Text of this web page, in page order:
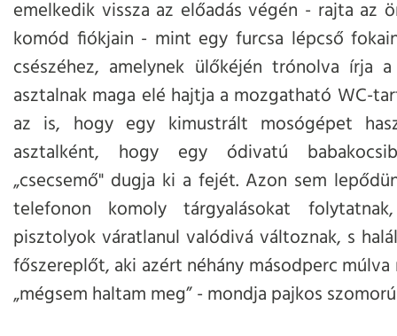
emelkedik vissza az előadás végén - rajta az
komód fiókjain - mint egy furcsa lépcső
csészéhez, amelynek ülőkéjén trónolva írja
asztalnak maga elé hajtja a mozgatható WC-
az is, hogy egy kimustrált mosógépet
asztalként, hogy egy ódivatú
„csecsemő" dugja ki a fejét. Azon sem
telefonon komoly tárgyalásokat
pisztolyok váratlanul valódivá változnak, s
főszereplőt, aki azért néhány másodperc
„mégsem haltam meg” - mondja pajkos